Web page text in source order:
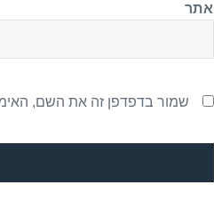
אתר
שמור בדפדפן זה את השם,